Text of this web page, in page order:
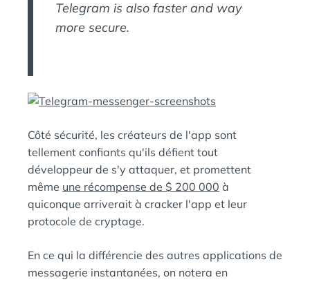
Telegram is also faster and way
more secure.
Côté sécurité, les créateurs de l'app sont
tellement confiants qu'ils défient tout
développeur de s'y attaquer, et promettent
même une récompense de $ 200 000 à
quiconque arriverait à cracker l'app et leur
protocole de cryptage.
En ce qui la différencie des autres applications de
messagerie instantanées, on notera en